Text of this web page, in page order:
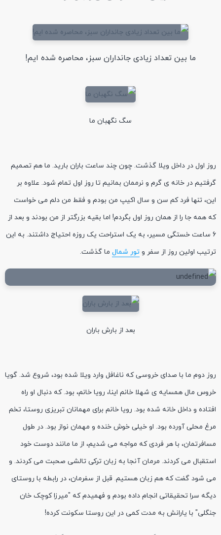
ما بین تعداد زیادی جانداران سبز، محاصره شده ایم!
سگ نگهبان ما
روز اول در داخل ویلا گذشت. چون چند ساعت باران بارید. ما هم تصمیم
گرفتیم در خانه ی گرم و نرممان بمانیم تا روز اول تمام شود. علاوه بر
این، تنها فرد کم سن و سال اکیپ من بودم و فقط من دلم می خواست
که همه جا را از همان روز اول بگردم! اما بقیه بزرگتر از من بودند و بعد از
6 ساعت خستگی مسیر، به یک استراحت یک روزه احتیاج داشتند. به این
ترتیب اولین روز از سفر و تور شمال ما گذشت.
بعد از بارش باران
روز دوم ما با صدای خروسی که ناغافل وارد ویلا شده بود، شروع شد. گویا
خروس مال همسایه ی شهلا خانم اینا، رویا خانم، بود. که دنبال او راه
افتاده و داخل خانه شده بود. رویا خانم برای مهمانان تبریزی روستا، تخم
مرغ محلی آورده بود. او خیلی خوش خنده و مهمان نواز بود. در طول
مسافرتمان، با هر فردی که مواجه می شدیم، از ما مانند دوست خود
استقبال می کردند. مرمان آنجا به زبان ترکی تالشی صحبت می کردند. و
می شود گفت که هم زبان هستیم. قبل از سفرمان، در رابطه با روستای
دیگه سرا تحقیقاتی انجام داده بودم و فهمیدم که "میرزا کوچک خان
جنگلی" با یارانش به مدت کمی در این روستا سکونت کرده!